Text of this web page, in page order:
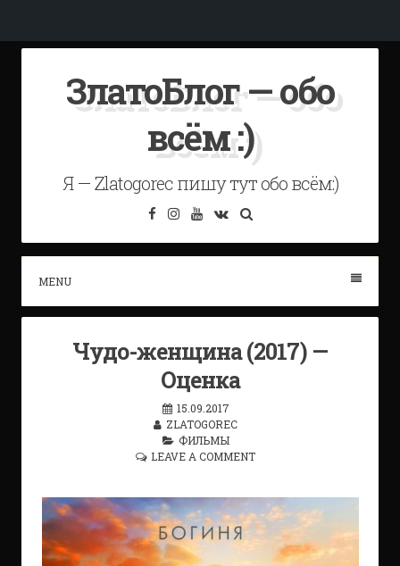
contentЗлатоБлог — обо
всём :)
Я — Zlatogorec пишу тут обо всём:)
Facebook
Instagram
YouTube
VK
MENU
Чудо-женщина (2017) —
Оценка
15.09.2017
ZLATOGOREC
ФИЛЬМЫ
LEAVE A COMMENT